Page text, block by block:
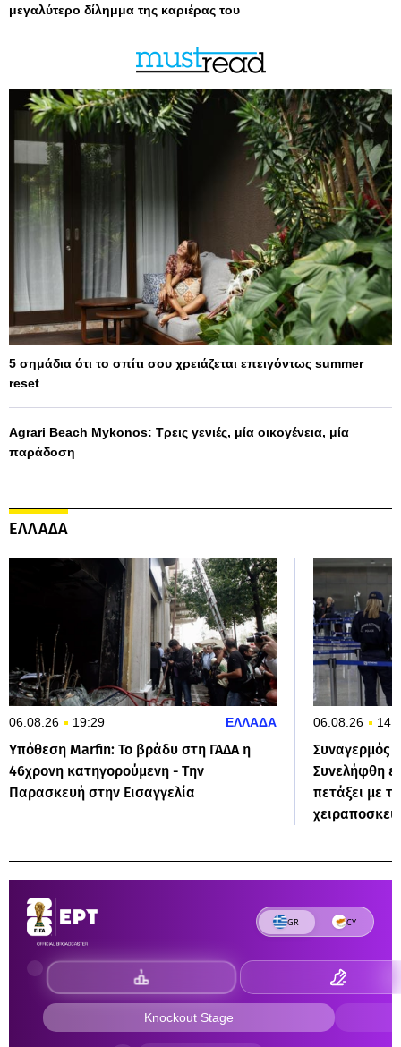
μεγαλύτερο δίλημμα της καριέρας του
5 σημάδια ότι το σπίτι σου χρειάζεται επειγόντως summer
reset
Agrari Beach Mykonos: Τρεις γενιές, μία οικογένεια, μία
παράδοση
ΕΛΛΑΔΑ
06.08.26 19:29 ΕΛΛΑΔΑ
Υπόθεση Marfin: Το βράδυ στη ΓΑΔΑ η
46χρονη κατηγορούμενη - Την
Παρασκευή στην Εισαγγελία
06.08.26
Συναγερμός
Συνελήφθη
πετάξει με